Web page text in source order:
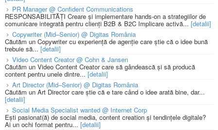
PR Manager @ Confident Communications
RESPONSABILITĂȚI Creare și implementare hands-on a strategiilor de
comunicare integrată pentru clienți B2B & B2C Implicare activă... [detalii]
Copywriter (Mid–Senior) @ Digitas România
Căutăm un Copywriter cu experiență de agenție care știe că o idee bună
trebuie să... [detalii]
Video Content Creator @ Cohn & Jansen
Căutăm un Video Content Creator care să gândească și să producă
content pentru unele dintre... [detalii]
Art Director (Mid–Senior) @ Digitas România
Căutăm un Art Director care știe că e tare când o idee arată bine, dar...
[detalii]
Social Media Specialist wanted @ Internet Corp
Ești pasionat(ă) de social media, content creation și tendințele digitale?
Ai un ochi format pentru... [detalii]